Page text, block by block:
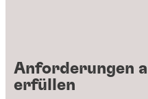
Anforderungen
erfüllen